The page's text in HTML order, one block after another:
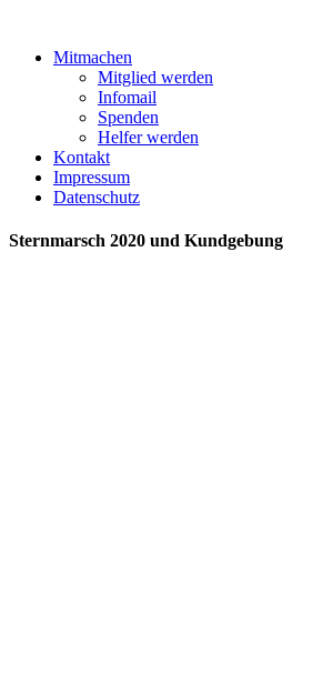
Mitmachen
Mitglied werden
Infomail
Spenden
Helfer werden
Kontakt
Impressum
Datenschutz
Sternmarsch 2020 und Kundgebung